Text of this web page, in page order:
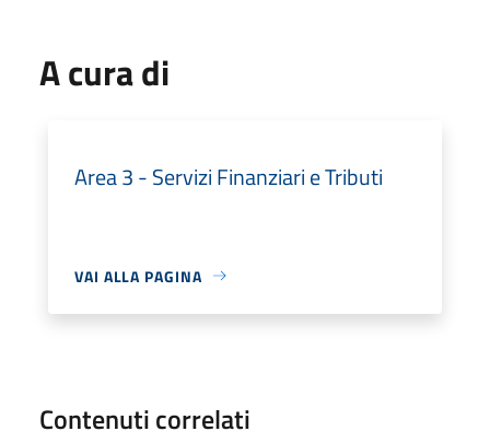
A cura di
Area 3 - Servizi Finanziari e Tributi
VAI ALLA PAGINA
Contenuti correlati